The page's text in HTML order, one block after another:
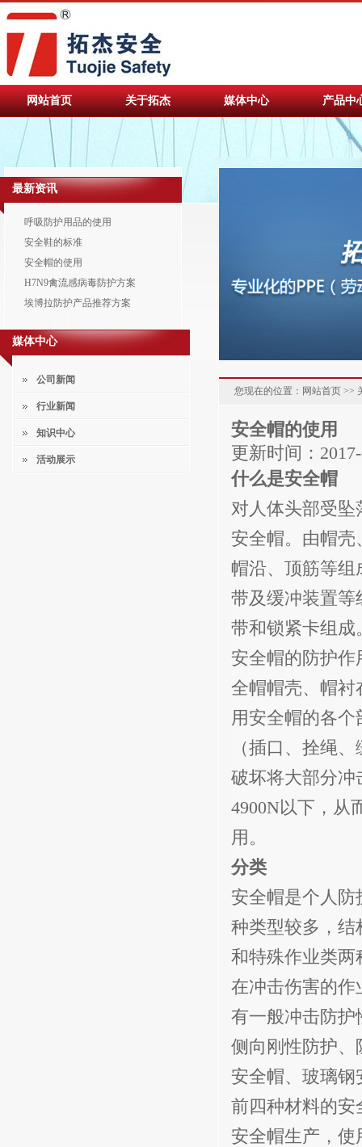
网站首页 关于拓杰 媒体中心 产品中
最新资讯
呼吸防护用品的使用
安全鞋的标准
安全帽的使用
H7N9禽流感病毒防护方案
埃博拉防护产品推荐方案
媒体中心
公司新闻
行业新闻
知识中心
活动展示
您现在的位置：网站首页 >>
安全帽的使用
更新时间：
什么是安全帽
对人体头部受坠
安全帽。由帽
帽沿、顶筋等组
带及缓冲装置等
带和锁紧卡组成
安全帽的防护
全帽帽壳、帽衬
用安全帽的各
（插口、拴绳
破坏将大部分冲
4900N以下，从
用。
分类
安全帽是个人
种类型较多，结
和特殊作业类两
在冲击伤害的作
有一般冲击防护
侧向刚性防护、
安全帽、玻璃
前四种材料的安
安全帽生产，